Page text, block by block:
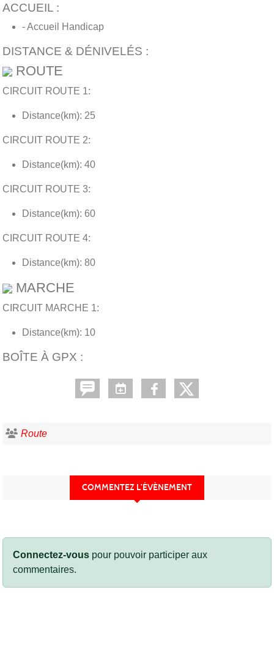
ACCUEIL :
- Accueil Handicap
DISTANCE & DÉNIVELÉS :
ROUTE
CIRCUIT ROUTE 1:
Distance(km): 25
CIRCUIT ROUTE 2:
Distance(km): 40
CIRCUIT ROUTE 3:
Distance(km): 60
CIRCUIT ROUTE 4:
Distance(km): 80
MARCHE
CIRCUIT MARCHE 1:
Distance(km): 10
BOÎTE À GPX :
Route
COMMENTEZ L’ÉVÈNEMENT
Connectez-vous pour pouvoir participer aux
commentaires.